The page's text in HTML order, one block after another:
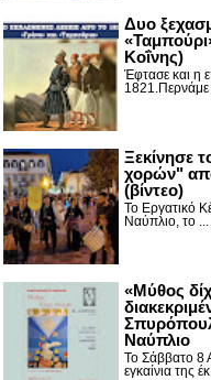
Δυο
Κοΐνης)
Έφτασε και η
1821.Περνάμε
Ξεκίνησε
χορών"
(βίντεο)
Το Εργατικό
Ναύπλιο, το ...
«Μύθος
Ναύπλιο
Το Σάββατο 8
εγκαίνια της